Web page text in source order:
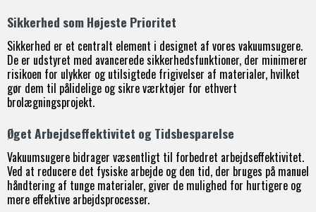
Sikkerhed som Højeste Prioritet
Sikkerhed er et centralt element i designet af vores vakuumsugere.
De er udstyret med avancerede sikkerhedsfunktioner, der minimerer
risikoen for ulykker og utilsigtede frigivelser af materialer, hvilket
gør dem til pålidelige og sikre værktøjer for ethvert
brolægningsprojekt.
Øget Arbejdseffektivitet og Tidsbesparelse
Vakuumsugere bidrager væsentligt til forbedret arbejdseffektivitet.
Ved at reducere det fysiske arbejde og den tid, der bruges på manuel
håndtering af tunge materialer, giver de mulighed for hurtigere og
mere effektive arbejdsprocesser.